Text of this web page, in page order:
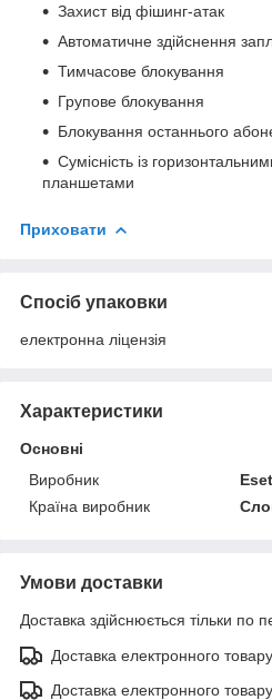
Захист від фішинг-атак
Автоматичне здійснення
Тимчасове блокування
Групове блокування
Блокування останнього
Сумісність із
планшетами
Приховати
Спосіб упаковки
електронна ліцензія
Характеристики
Основні
Виробник
Eset
Країна виробник
Умови доставки
Доставка здійснюється тільки по
Доставка електронного
Доставка електронного